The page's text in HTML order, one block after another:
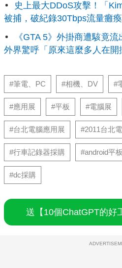
史上最大DDoS攻擊！「
被捕，破紀錄30Tbps流量癱瘓
《GTA 5》外掛商遭駭竟
外界驚呼「原來這麼多人在開
#筆電、PC #相機、DV #
#應用展 #平板 #電腦展
#台北電腦應用展 #2011台北
#行車記錄器採購 #android平
#dc採購
送【10個ChatGPT的好